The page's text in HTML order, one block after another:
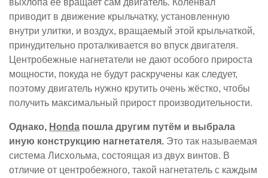
приводит в движение крыльчатку, установленную
внутри улитки, и воздух, вращаемый этой крыльчаткой,
принудительно проталкивается во впуск двигателя.
Центробежные нагнетатели не дают особого прироста
мощности, покуда не будут раскручены как следует,
поэтому двигатель нужно крутить очень жёстко, чтобы
получить максимальный прирост производительности.
Однако, Honda пошла другим путём и выбрала
иную конструкцию нагнетателя. Это так называемая
система Лисхольма, состоящая из двух винтов. В
отличие от центробежного, такой нагнетатель с каждым